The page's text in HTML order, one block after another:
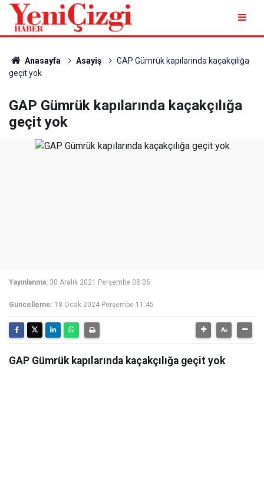
Anasayfa Asayiş
GAP Gümrük kapılarında kaçakçılığa
geçit yok
GAP Gümrük kapılarında kaçakçılığa
geçit yok
Yayınlanma: 30 Aralık 2021 Perşembe 08:06
Güncelleme: 18 Ocak 2024 Perşembe 11:45
GAP Gümrük kapılarında kaçakçılığa geçit yok